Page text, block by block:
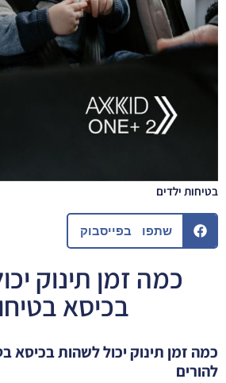
בטיחות ילדים
שתפו בפייסבוק
כמה זמן תינוק
בכיסא
כמה זמן תינוק יכול לשהות בכיסא
להורים